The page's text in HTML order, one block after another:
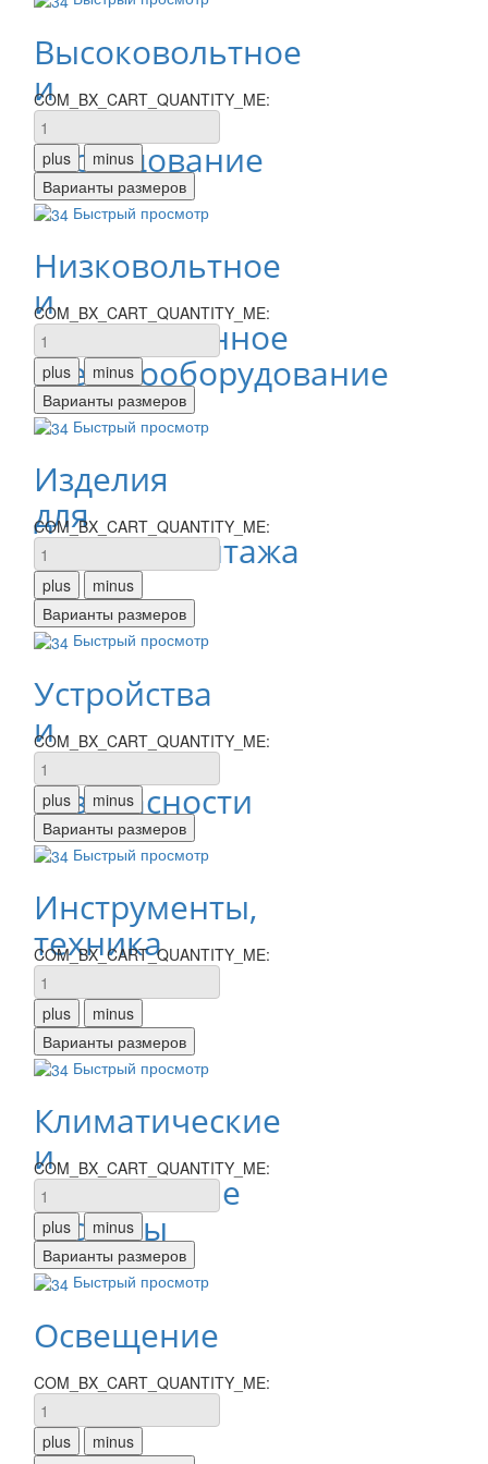
Высоковольтное
и
щитовое
оборудование
COM_BX_CART_QUANTITY_ME:
Быстрый просмотр
Низковольтное
и
промышленное
электрооборудование
COM_BX_CART_QUANTITY_ME:
Быстрый просмотр
Изделия
для
электромонтажа
COM_BX_CART_QUANTITY_ME:
Быстрый просмотр
Устройства
и
средства
безопасности
COM_BX_CART_QUANTITY_ME:
Быстрый просмотр
Инструменты,
техника
COM_BX_CART_QUANTITY_ME:
Быстрый просмотр
Климатические
и
инженерные
системы
COM_BX_CART_QUANTITY_ME:
Быстрый просмотр
Освещение
COM_BX_CART_QUANTITY_ME: